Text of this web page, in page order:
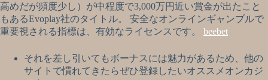
高めだが頻度少し）が中程度で3,000万円近い賞金が出たこと
もあるEvoplay社のタイトル。 安全なオンラインギャンブルで
重要視される指標は、有効なライセンスです。 beebet
それを差し引いてもボーナスには魅力があるため、他の
サイトで慣れてきたらぜひ登録したいオススメオンカジ